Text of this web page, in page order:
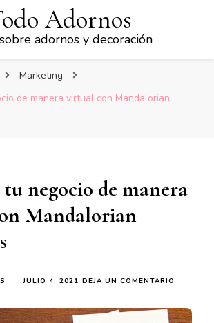
Adornos
adornos y decoración
Marketing
de manera virtual con Mandalorian
negocio de manera
Mandalorian
JULIO 4, 2021 DEJA UN COMENTARIO
NEGOCIO